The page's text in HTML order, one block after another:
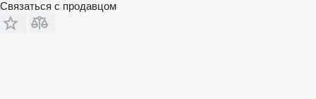
Связаться с продавцом